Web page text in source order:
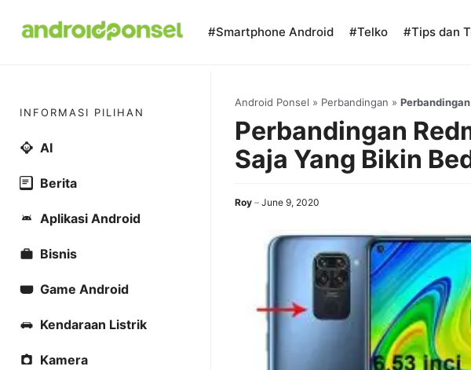
#Smartphone Android #Telko #Tips dan
Android Ponsel » Perbandingan »
Perbandingan
Saja Yang Bikin
Roy June 9, 2020
INFORMASI PILIHAN
AI
Berita
Aplikasi Android
Bisnis
Game Android
Kendaraan Listrik
Kamera